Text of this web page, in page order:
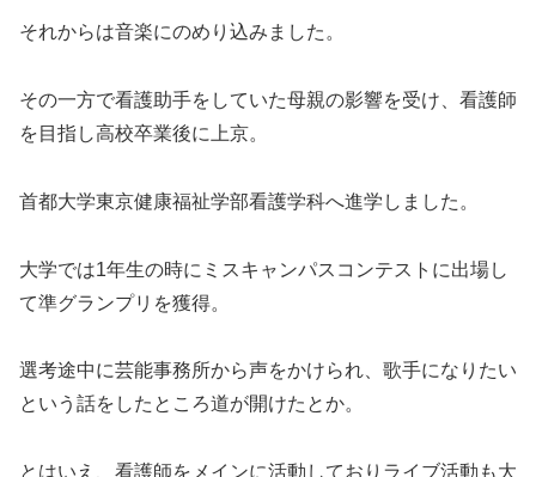
それからは音楽にのめり込みました。
その一方で看護助手をしていた母親の影響を受け、看護師
を目指し高校卒業後に上京。
首都大学東京健康福祉学部看護学科へ進学しました。
大学では1年生の時にミスキャンパスコンテストに出場し
て準グランプリを獲得。
選考途中に芸能事務所から声をかけられ、歌手になりたい
という話をしたところ道が開けたとか。
とはいえ、看護師をメインに活動しておりライブ活動も大